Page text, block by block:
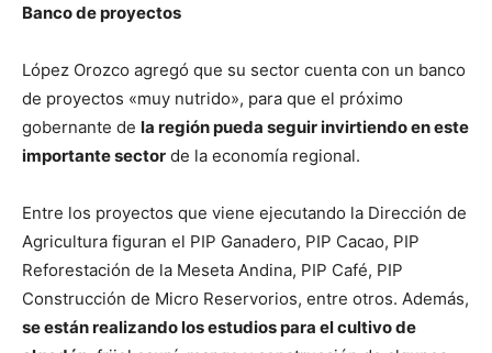
Banco de proyectos
López Orozco agregó que su sector cuenta con un banco
de proyectos «muy nutrido», para que el próximo
gobernante de la región pueda seguir invirtiendo en este
importante sector de la economía regional.
Entre los proyectos que viene ejecutando la Dirección de
Agricultura figuran el PIP Ganadero, PIP Cacao, PIP
Reforestación de la Meseta Andina, PIP Café, PIP
Construcción de Micro Reservorios, entre otros. Además,
se están realizando los estudios para el cultivo de